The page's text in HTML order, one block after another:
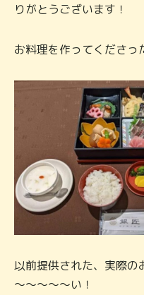
りがとうございます！
お料理を作ってくださっ
以前提供された、実際
～～～～～い！